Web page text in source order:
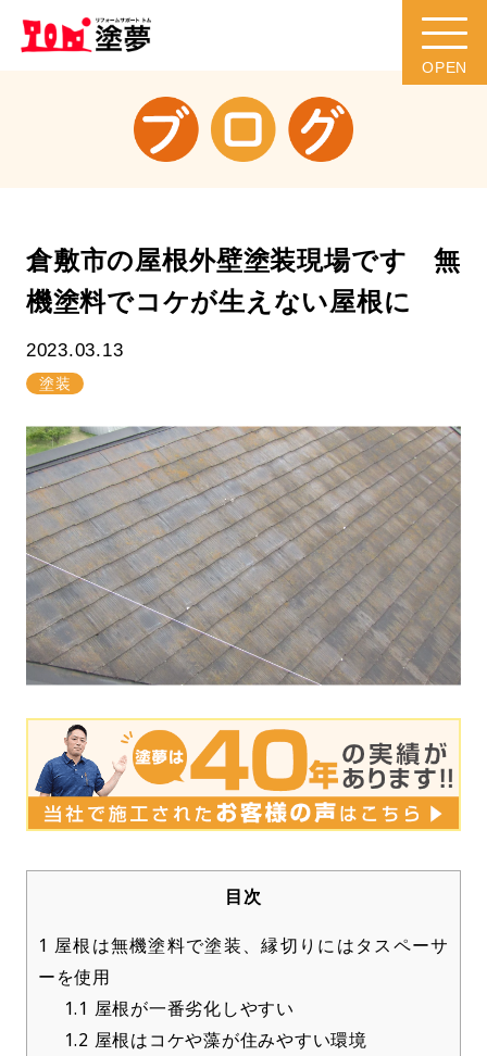
倉敷市の屋根外壁塗装現場です 無
機塗料でコケが生えない屋根に
2023.03.13
塗装
目次
1 屋根は無機塗料で塗装、縁切りにはタスペーサ
ーを使用
1.1 屋根が一番劣化しやすい
1.2 屋根はコケや藻が住みやすい環境